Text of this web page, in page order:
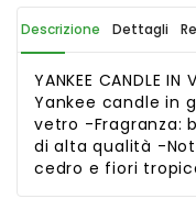
Descrizione Dettagli
YANKEE CANDLE
Yankee candle in
vetro -Fragranza:
di alta qualità -
cedro e fiori